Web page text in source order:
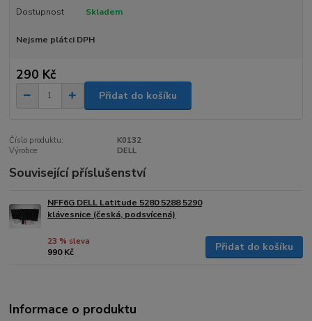
Dostupnost Skladem
Nejsme plátci DPH
290 Kč
Přidat do košíku
Číslo produktu:
K0132
Výrobce:
DELL
Související příslušenství
NFF6G DELL Latitude 5280 5288 5290
klávesnice (česká, podsvícená)
23 % sleva
990 Kč Přidat do košíku
Informace o produktu